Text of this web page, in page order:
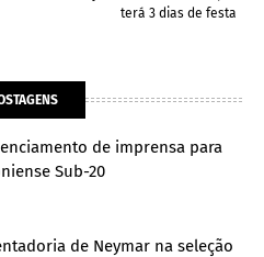
terá 3 dias de festa
de imprensa para
Sub-20
de Neymar na seleção